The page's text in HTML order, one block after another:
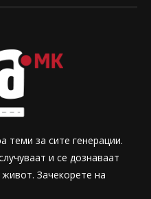
теми за сите генерации.
и се дознаваат
Зачекорете на